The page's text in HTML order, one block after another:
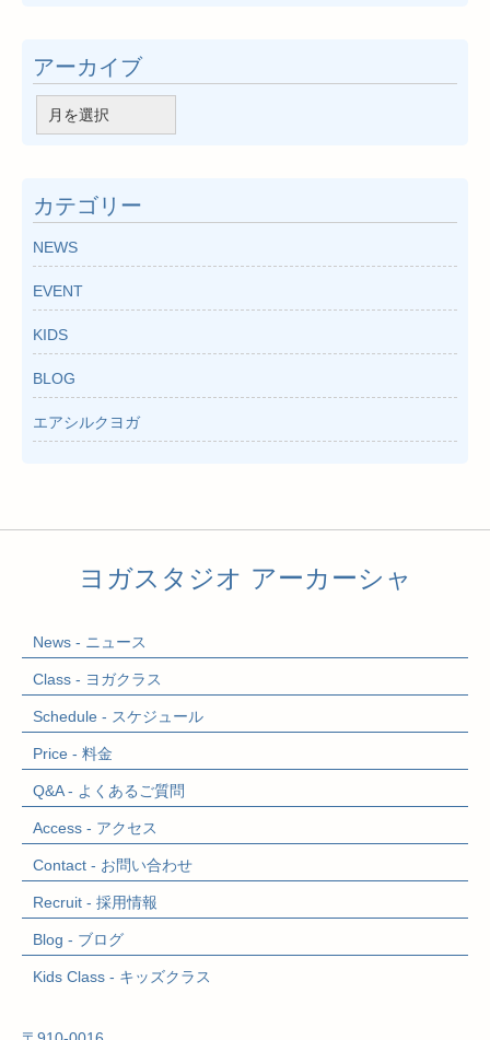
アーカイブ
ー
ブ
カテゴリー
NEWS
EVENT
KIDS
BLOG
エアシルクヨガ
ヨガスタジオ アーカーシャ
News - ニュース
Class - ヨガクラス
Schedule - スケジュール
Price - 料金
Q&A - よくあるご質問
Access - アクセス
Contact - お問い合わせ
Recruit - 採用情報
Blog - ブログ
Kids Class - キッズクラス